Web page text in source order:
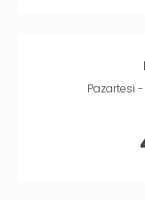
Pazartesi